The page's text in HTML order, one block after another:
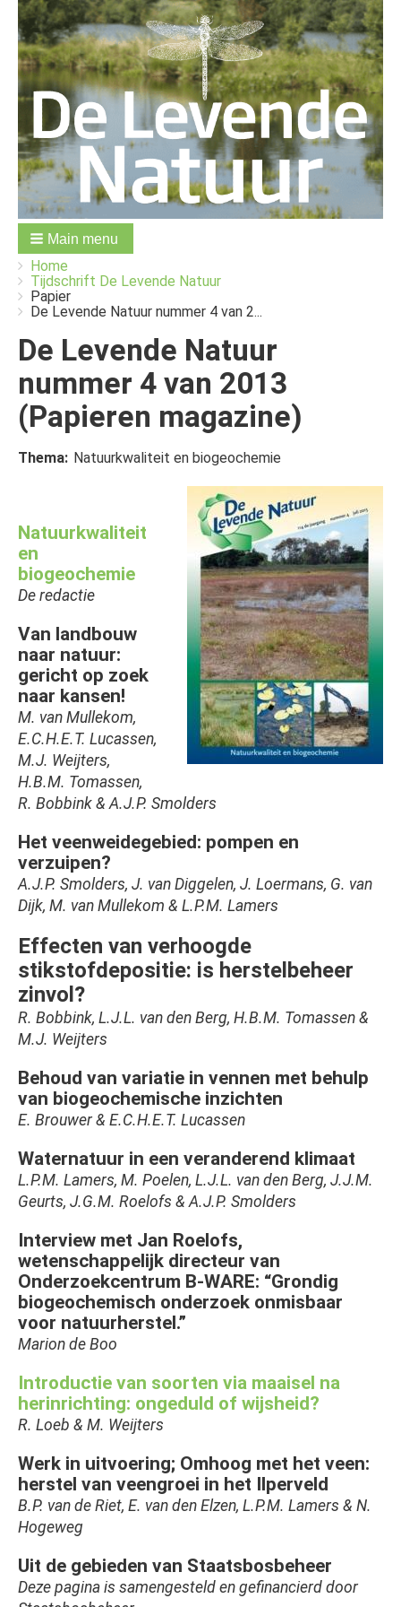
Main menu
Breadcrumbs
You
are
here:
Home
Tijdschrift De Levende Natuur
Papier
De Levende Natuur nummer 4 van 2...
De Levende Natuur
nummer 4 van 2013
(Papieren magazine)
Thema Natuurkwaliteit en biogeochemie
Afbeelding
Natuurkwaliteit
en
biogeochemie
De redactie
Van landbouw
naar natuur:
gericht op zoek
naar kansen!
M. van Mullekom,
E.C.H.E.T. Lucassen,
M.J. Weijters,
H.B.M. Tomassen,
R. Bobbink & A.J.P. Smolders
Het veenweidegebied: pompen en
verzuipen?
A.J.P. Smolders, J. van Diggelen, J. Loermans, G. van
Dijk, M. van Mullekom & L.P.M. Lamers
Effecten van verhoogde
stikstofdepositie: is herstelbeheer
zinvol?
R. Bobbink, L.J.L. van den Berg, H.B.M. Tomassen &
M.J. Weijters
Behoud van variatie in vennen met behulp
van biogeochemische inzichten
E. Brouwer & E.C.H.E.T. Lucassen
Waternatuur in een veranderend klimaat
L.P.M. Lamers, M. Poelen, L.J.L. van den Berg, J.J.M.
Geurts, J.G.M. Roelofs & A.J.P. Smolders
Interview met Jan Roelofs,
wetenschappelijk directeur van
Onderzoekcentrum B-WARE: “Grondig
biogeochemisch onderzoek onmisbaar
voor natuurherstel.”
Marion de Boo
Introductie van soorten via maaisel na
herinrichting: ongeduld of wijsheid?
R. Loeb & M. Weijters
Werk in uitvoering; Omhoog met het veen:
herstel van veengroei in het Ilperveld
B.P. van de Riet, E. van den Elzen, L.P.M. Lamers & N.
Hogeweg
Uit de gebieden van Staatsbosbeheer
Deze pagina is samengesteld en gefinancierd door